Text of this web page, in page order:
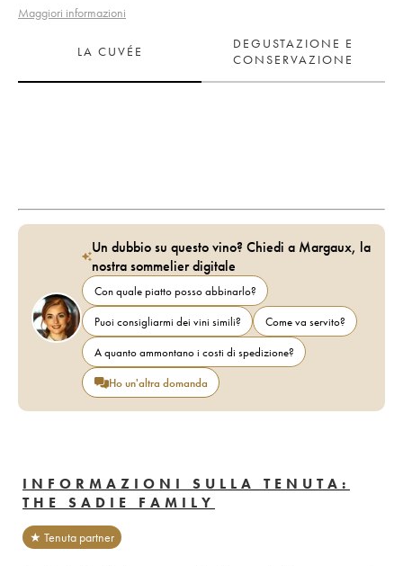
Maggiori informazioni
LA CUVÉE
DEGUSTAZIONE E
CONSERVAZIONE
Un dubbio su questo vino? Chiedi a Margaux, la
nostra sommelier digitale
Con quale piatto posso abbinarlo?
Puoi consigliarmi dei vini simili?
Come va servito?
A quanto ammontano i costi di spedizione?
Ho un'altra domanda
INFORMAZIONI SULLA TENUTA:
THE SADIE FAMILY
★ Tenuta partner